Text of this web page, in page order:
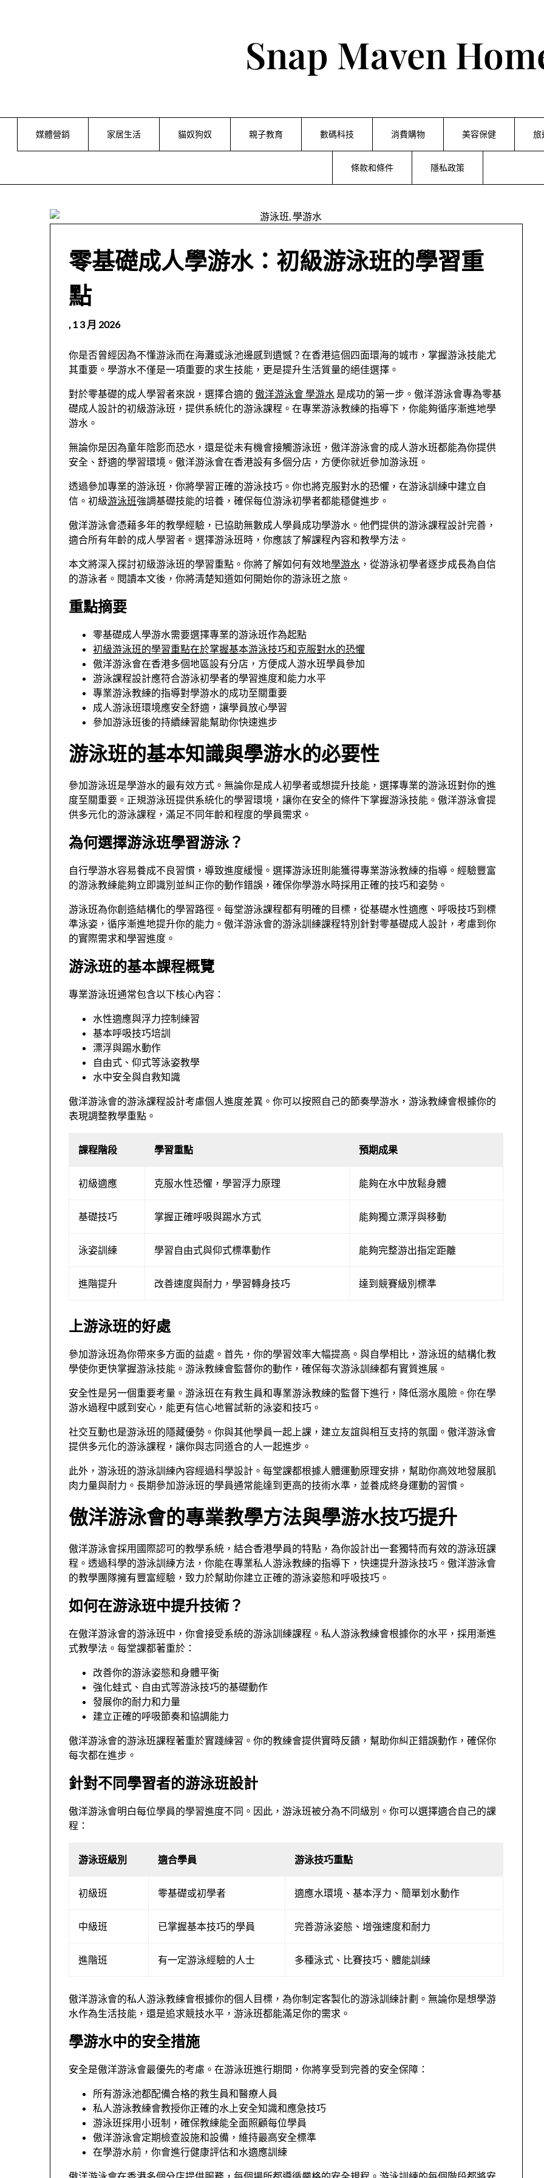
Snap Maven
媒體營銷 家居生活 貓奴狗奴 親子教育 數碼科技 消費購物 美容保健 旅
條款和條件 隱私政策
零基礎成人學游水：初級游泳班的學習重
點
,1 3 月 2026
你是否曾經因為不懂游泳而在海灘或泳池邊感到遺憾？在香港這個四面環海的城市，掌握游泳技能尤
其重要。學游水不僅是一項重要的求生技能，更是提升生活質量的絕佳選擇。
對於零基礎的成人學習者來說，選擇合適的 傲洋游泳會 學游水 是成功的第一步。傲洋游泳會專為零基
礎成人設計的初級游泳班，提供系統化的游泳課程。在專業游泳教練的指導下，你能夠循序漸進地學
游水。
無論你是因為童年陰影而恐水，還是從未有機會接觸游泳班，傲洋游泳會的成人游水班都能為你提供
安全、舒適的學習環境。傲洋游泳會在香港設有多個分店，方便你就近參加游泳班。
透過參加專業的游泳班，你將學習正確的游泳技巧。你也將克服對水的恐懼，在游泳訓練中建立自
信。初級游泳班強調基礎技能的培養，確保每位游泳初學者都能穩健進步。
傲洋游泳會憑藉多年的教學經驗，已協助無數成人學員成功學游水。他們提供的游泳課程設計完善，
適合所有年齡的成人學習者。選擇游泳班時，你應該了解課程內容和教學方法。
本文將深入探討初級游泳班的學習重點。你將了解如何有效地學游水 ，從游泳初學者逐步成長為自信
的游泳者。閱讀本文後，你將清楚知道如何開始你的游泳班之旅。
重點摘要
零基礎成人學游水需要選擇專業的游泳班作為起點
初級游泳班的學習重點在於掌握基本游泳技巧和克服對水的恐懼
傲洋游泳會在香港多個地區設有分店，方便成人游水班學員參加
游泳課程設計應符合游泳初學者的學習進度和能力水平
專業游泳教練的指導對學游水的成功至關重要
成人游泳班環境應安全舒適，讓學員放心學習
參加游泳班後的持續練習能幫助你快速進步
游泳班的基本知識與學游水的必要性
參加游泳班是學游水的最有效方式。無論你是成人初學者或想提升技能，選擇專業的游泳班對你的進
度至關重要。正規游泳班提供系統化的學習環境，讓你在安全的條件下掌握游泳技能。傲洋游泳會提
供多元化的游泳課程，滿足不同年齡和程度的學員需求。
為何選擇游泳班學習游泳？
自行學游水容易養成不良習慣，導致進度緩慢。選擇游泳班則能獲得專業游泳教練的指導。經驗豐富
的游泳教練能夠立即識別並糾正你的動作錯誤，確保你學游水時採用正確的技巧和姿勢。
游泳班為你創造結構化的學習路徑。每堂游泳課程都有明確的目標，從基礎水性適應、呼吸技巧到標
準泳姿，循序漸進地提升你的能力。傲洋游泳會的游泳訓練課程特別針對零基礎成人設計，考慮到你
的實際需求和學習進度。
游泳班的基本課程概覽
專業游泳班通常包含以下核心內容：
水性適應與浮力控制練習
基本呼吸技巧培訓
漂浮與踢水動作
自由式、仰式等泳姿教學
水中安全與自救知識
傲洋游泳會的游泳課程設計考慮個人進度差異。你可以按照自己的節奏學游水，游泳教練會根據你的
表現調整教學重點。
課程階段 學習重點 預期成果
初級適應 克服水性恐懼，學習浮力原理 能夠在水中放鬆身體
基礎技巧 掌握正確呼吸與踢水方式 能夠獨立漂浮與移動
泳姿訓練 學習自由式與仰式標準動作 能夠完整游出指定距離
進階提升 改善速度與耐力，學習轉身技巧 達到競賽級別標準
上游泳班的好處
參加游泳班為你帶來多方面的益處。首先，你的學習效率大幅提高。與自學相比，游泳班的結構化教
學使你更快掌握游泳技能。游泳教練會監督你的動作，確保每次游泳訓練都有實質進展。
安全性是另一個重要考量。游泳班在有救生員和專業游泳教練的監督下進行，降低溺水風險。你在學
游水過程中感到安心，能更有信心地嘗試新的泳姿和技巧。
社交互動也是游泳班的隱藏優勢。你與其他學員一起上課，建立友誼與相互支持的氛圍。傲洋游泳會
提供多元化的游泳課程，讓你與志同道合的人一起進步。
此外，游泳班的游泳訓練內容經過科學設計。每堂課都根據人體運動原理安排，幫助你高效地發展肌
肉力量與耐力。長期參加游泳班的學員通常能達到更高的技術水準，並養成終身運動的習慣。
傲洋游泳會的專業教學方法與學游水技巧提升
傲洋游泳會採用國際認可的教學系統，結合香港學員的特點，為你設計出一套獨特而有效的游泳班課
程。透過科學的游泳訓練方法，你能在專業私人游泳教練的指導下，快速提升游泳技巧。傲洋游泳會
的教學團隊擁有豐富經驗，致力於幫助你建立正確的游泳姿態和呼吸技巧。
如何在游泳班中提升技術？
在傲洋游泳會的游泳班中，你會接受系統的游泳訓練課程。私人游泳教練會根據你的水平，採用漸進
式教學法。每堂課都著重於：
改善你的游泳姿態和身體平衡
強化蛙式、自由式等游泳技巧的基礎動作
發展你的耐力和力量
建立正確的呼吸節奏和協調能力
傲洋游泳會的游泳班課程著重於實踐練習。你的教練會提供實時反饋，幫助你糾正錯誤動作，確保你
每次都在進步。
針對不同學習者的游泳班設計
傲洋游泳會明白每位學員的學習進度不同。因此，游泳班被分為不同級別。你可以選擇適合自己的課
程：
游泳班級別 適合學員 游泳技巧重點
初級班 零基礎或初學者 適應水環境、基本浮力、簡單划水動作
中級班 已掌握基本技巧的學員 完善游泳姿態、增強速度和耐力
進階班 有一定游泳經驗的人士 多種泳式、比賽技巧、體能訓練
傲洋游泳會的私人游泳教練會根據你的個人目標，為你制定客製化的游泳訓練計劃。無論你是想學游
水作為生活技能，還是追求競技水平，游泳班都能滿足你的需求。
學游水中的安全措施
安全是傲洋游泳會最優先的考慮。在游泳班進行期間，你將享受到完善的安全保障：
所有游泳池都配備合格的救生員和醫療人員
私人游泳教練會教授你正確的水上安全知識和應急技巧
游泳班採用小班制，確保教練能全面照顧每位學員
傲洋游泳會定期檢查設施和設備，維持最高安全標準
在學游水前，你會進行健康評估和水適應訓練